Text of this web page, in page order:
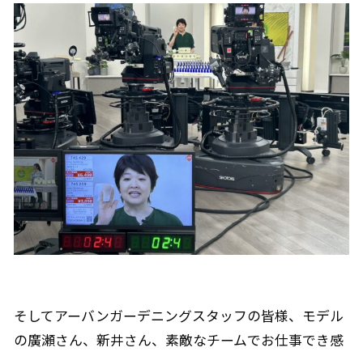
そしてアーバンガーデニングスタッフの皆様、モデル
の廣瀬さん、新井さん、素敵なチームでお仕事でき感